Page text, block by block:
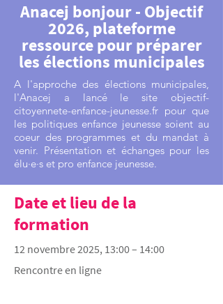
Anacej bonjour - Objectif
2026, plateforme
ressource pour préparer
les élections municipales
A l'approche des élections municipales,
l'Anacej a lancé le site objectif-
citoyennete-enfance-jeunesse.fr pour que
les politiques enfance jeunesse soient au
coeur des programmes et du mandat à
venir. Présentation et échanges pour les
élu·e·s et pro enfance jeunesse.
Date et lieu de la
formation
12 novembre 2025, 13:00 – 14:00
Rencontre en ligne